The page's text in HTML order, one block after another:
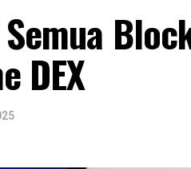
DEX